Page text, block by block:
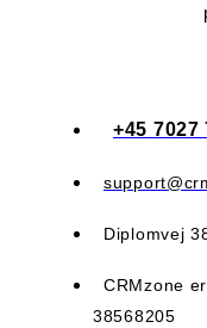
+45 7027
Diplomvej
CRMzone
38568205